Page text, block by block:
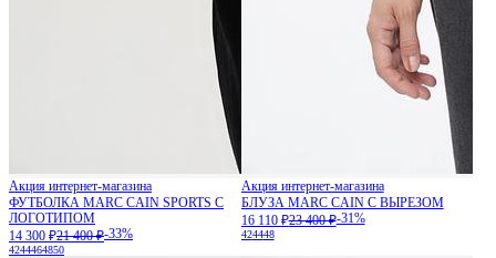
Акция интернет-магазина
ФУТБОЛКА MARC CAIN SPORTS С
ЛОГОТИПОМ
14 300 ₽21 400 ₽-33%
4244464850
Акция интернет-магазина
БЛУЗА MARC CAIN С ВЫРЕЗОМ
16 110 ₽23 400 ₽-31%
424448